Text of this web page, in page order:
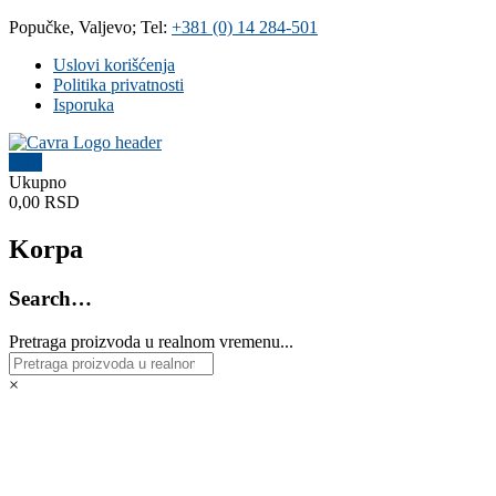
Skip
content
Popučke, Valjevo; Tel: +381 (0) 14 284-501
Uslovi korišćenja
Politika privatnosti
Isporuka
Čavra
..::
ruke
ponuda
vodovodnih
i
Ukupno
0,00 RSD
Korpa
Search…
Pretraga proizvoda u realnom vremenu...
×